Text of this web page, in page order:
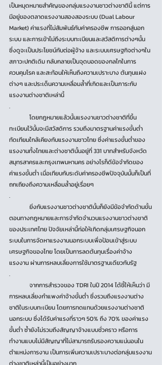
เป็นหมุดหมายสำคัญของกลุ่มแรงงานชาวต่างชาตินี้ แต่การ
มีอยู่ของตลาดแรงงานสองสองระบบ (Dual Labour
Market) ค่าแรงที่ไม่สัมพันธ์กับค่าครองชีพ การออกสู่นอก
ระบบ และการเข้าไม่ถึงระบบทะเบียนและสวัสดิการต่างๆนั้น
ซึ่งดูจะเป็นประโยชน์กับต่อผู้จ้าง และระบบเศรษฐกิจต่างๆใน
สภาวะปกติเดิม กลับกลายเป็นจุดบอดของกลไกในการ
ควบคุมโรค และสะท้อนให้เห็นถึงความเปราะบาง ต้นทุนแฝง
ต่างๆ และประเด็นความเหลื่อมล้ำที่เกิดและเป็นภาระกับ
แรงงานต่างชาติเหล่านี้
.
ทะเบียนไว้นั้นจะมีสวัสดิการ รวมถึงมาตรฐานค่าแรงขั้นต่ำ
ทัดเทียมใกล้เคียงกับแรงงานชาวไทย ซึ่งค่าแรงขั้นต่ำของ
แรงงานทั้งไทยและต่างชาตินั้นอยู่ที่ 331 บาทสำหรับจังหวัด
สมุทรสาครและกรุงเทพมหานคร อย่างไรก็ดีข้อจำกัดของ
ค่าแรงขั้นต่ำ เมื่อเทียบกับระดับค่าครองชีพปัจจุบันนั้นก็เป็นที่
ถกเถียงถึงความเหลื่อมล้ำอยู่เรื่อยๆ
.
ตอนทางกฎหมายและการจำกัดจำนวนแรงงานชาวต่างชาติ
ของประเทศไทย ปัจจัยเหล่านี้ก่อให้เกิดกลุ่มเศรษฐกิจนอก
ระบบในการจัดหาแรงงานนอกระบบเพื่อป้อนเข้าสู่ระบบ
เศรษฐกิจของไทย โดยเป็นการลดต้นทุนเรื่องค่าจ้าง
แรงงาน ผ่านการหลบเลี่ยงการใช้มาตรฐานเดียวกับรัฐ
.
การหลบเลี่ยงกำแพงค่าจ้างขั้นต่ำ ซึ่งรวมถึงแรงงานต่าง
ชาติในระบบทะเบียน โดยการทดแทนด้วยแรงงานต่างชาติ
นอกระบบ ซึ่งได้รับค่าแรงที่ราวๆ 50% ถึง 70% ของค่าแรง
ขั้นต่ำ ซ้ำยังไม่รวมถึงสัญญาจ้างแบบชั่วคราว หรือการ
ทำงานแบบไม่มีสัญญาที่ไม่สามารถรับรองความแน่นอนใน
ตำแหน่งการงาน เป็นการเพิ่มความเปราะบางต่อกลุ่มแรงงาน